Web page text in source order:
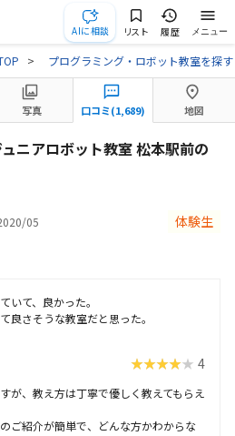
AIに相談 リスト 履歴 メニュー
プログラミング・ロボット教室を探す
写真 口コミ(1,689) 地図
ニアロボット教室 松本駅前の
05 体験生
いて、良かった。
良さそうな教室だと思った。
★★★★★ 4
が、教え方は丁寧で優しく教えてもらえ
ご紹介が簡単で、どんな方かわからな